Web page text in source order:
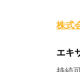
株式
エキ